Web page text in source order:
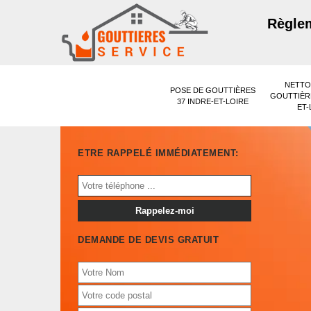
POSE DE GOUTTIÈRES
37 INDRE-ET-LOIRE
ET-
ETRE RAPPELÉ IMMÉDIATEMENT:
DEMANDE DE DEVIS GRATUIT